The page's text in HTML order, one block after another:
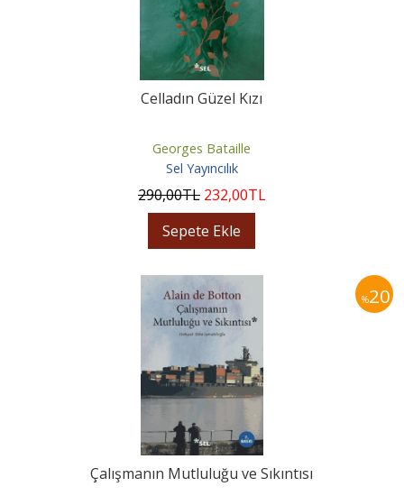
Celladın Güzel Kızı
Georges Bataille
Sel Yayıncılık
290,00TL 232,00TL
Sepete Ekle
%20
Çalışmanın Mutluluğu ve Sıkıntısı